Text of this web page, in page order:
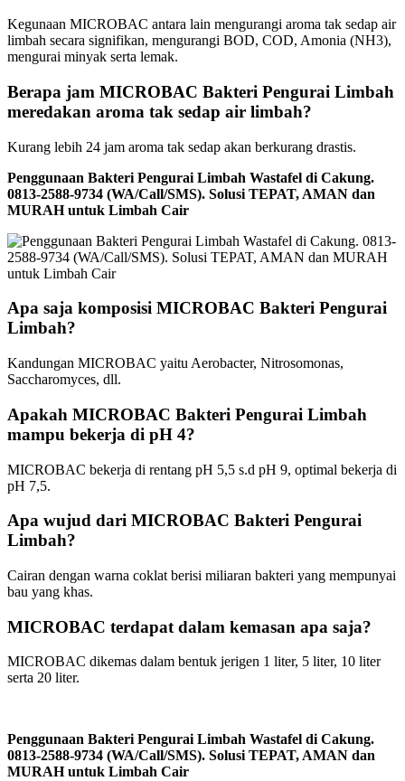
Kegunaan MICROBAC antara lain mengurangi aroma tak sedap air
limbah secara signifikan, mengurangi BOD, COD, Amonia (NH3),
mengurai minyak serta lemak.
Berapa jam MICROBAC Bakteri Pengurai Limbah
meredakan aroma tak sedap air limbah?
Kurang lebih 24 jam aroma tak sedap akan berkurang drastis.
Penggunaan Bakteri Pengurai Limbah Wastafel di Cakung.
0813-2588-9734 (WA/Call/SMS). Solusi TEPAT, AMAN dan
MURAH untuk Limbah Cair
Apa saja komposisi MICROBAC Bakteri Pengurai
Limbah?
Kandungan MICROBAC yaitu Aerobacter, Nitrosomonas,
Saccharomyces, dll.
Apakah MICROBAC Bakteri Pengurai Limbah
mampu bekerja di pH 4?
MICROBAC bekerja di rentang pH 5,5 s.d pH 9, optimal bekerja di
pH 7,5.
Apa wujud dari MICROBAC Bakteri Pengurai
Limbah?
Cairan dengan warna coklat berisi miliaran bakteri yang mempunyai
bau yang khas.
MICROBAC terdapat dalam kemasan apa saja?
MICROBAC dikemas dalam bentuk jerigen 1 liter, 5 liter, 10 liter
serta 20 liter.
Penggunaan Bakteri Pengurai Limbah Wastafel di Cakung.
0813-2588-9734 (WA/Call/SMS). Solusi TEPAT, AMAN dan
MURAH untuk Limbah Cair